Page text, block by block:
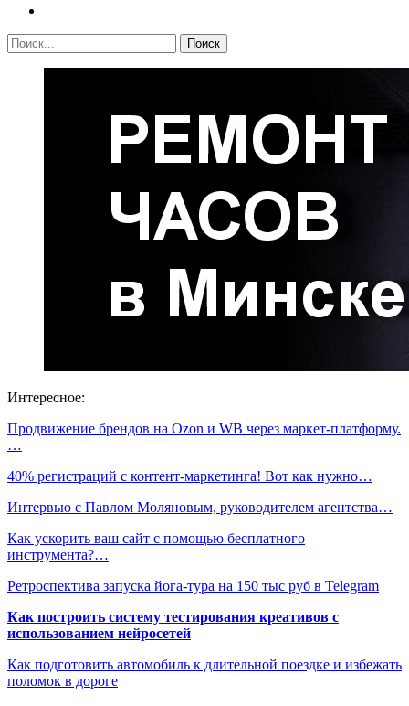
Интересное:
Продвижение брендов на Ozon и WB через маркет-платформу.
…
40% регистраций с контент-маркетинга! Вот как нужно…
Интервью с Павлом Моляновым, руководителем агентства…
Как ускорить ваш сайт с помощью бесплатного
инструмента?…
Ретроспектива запуска йога-тура на 150 тыс руб в Telegram
Как построить систему тестирования креативов с
использованием нейросетей
Как подготовить автомобиль к длительной поездке и избежать
поломок в дороге